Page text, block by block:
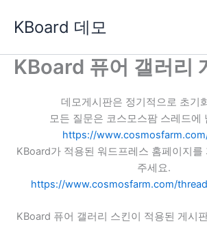
로
KBoard 데모
KBoard 퓨어 갤러리
데모게시판은 정기적으로 초기
모든 질문은 코스모스팜 스레드에
https://
KBoard가 적용된 워드프레스 홈페이지를
주세요.
https://www.cosmosfarm.com/
KBoard 퓨어 갤러리 스킨이 적용된 게시